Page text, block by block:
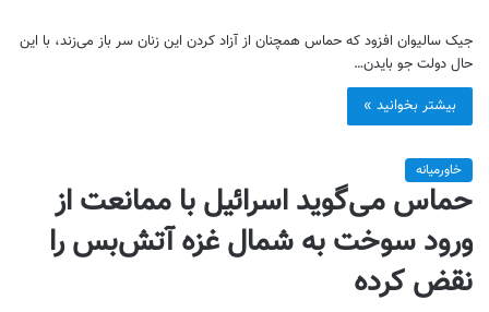
جیک سالیوان افزود که حماس همچنان از آزاد کردن این زنان سر باز می‌زند، با این
حال دولت جو بایدن…
بیشتر بخوانید »
خاورمیانه
حماس می‌گوید اسرائیل با ممانعت از
ورود سوخت به شمال غزه آتش‌بس را
نقض کرده